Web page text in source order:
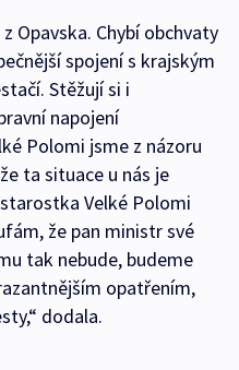
Opavska. Chybí obchvaty
spojení s krajským
Stěžují si i
napojení
Polomi jsme z názoru
ta situace u nás je
Velké Polomi
že pan ministr své
tak nebude, budeme
opatřením,
dodala.